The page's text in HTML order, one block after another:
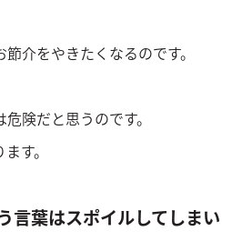
介をやきたくなるのです。
険だと思うのです。
す。
言葉はスポイルしてしまい